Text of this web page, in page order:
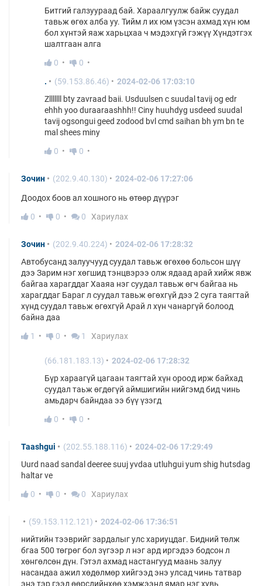
Битгий галзуураад бай. Хараалгуулж байж суудал
тавьж өгөх алба уу. Тийм л их юм үзсэн ахмад хүн юм
бол хүнтэй яаж харьцхаа ч мэдэхгүй гэжүү Хүндэтгэх
шалтгаан алга
0
0
.
(59.153.86.46)
2024-02-06 17:03:10
Zlllllll bty zavraad baii. Usduulsen c suudal tavij og edr
ehhh yoo duraaraashhh!! Ciny huuhdyg usdeed suudal
tavij ogsongui geed zodood bvl cmd saihan bh ym bn te
mal shees miny
0
0
Зочин (202.9.40.130) 2024-02-06 17:27:06
Доодох боов ал хошного нь өтөөр дүүрэг
0
0 0 Хариулах
Зочин (202.9.40.224)
2024-02-06 17:28:32
Автобусанд залуучууд суудал тавьж өгөхөө больсон шүү
дээ Зарим нэг хөгшид тэнцвэрээ олж ядаад арай хийж явж
байгаа харагддаг Хааяа нэг суудал тавьж өгч байгаа нь
харагддаг Бараг л суудал тавьж өгөхгүй дээ 2 суга таягтай
хүнд суудал тавьж өгөхгүй Арай л хүн чанаргүй болоод
байна даа
1
0 1 Хариулах
(66.181.183.13)
2024-02-06 17:28:32
Бүр хараагүй цагаан таягтай хүн ороод ирж байхад
суудал таьж өгдөгүй аймшигийн нийгэмд бид чинь
амьдарч байндаа ээ бүү үзэгд
0
0
Taashgui (202.55.188.116)
2024-02-06 17:29:49
Uurd naad sandal deeree suuj yvdaa utluhgui yum shig hutsdag
haltar ve
0
0 0 Хариулах
(59.153.112.121)
2024-02-06 17:36:51
нийтийн тээврийг зардалыг улс хариуцдаг. Бидний төлж
бгаа 500 төгрөг бол зүгээр л нэг ард иргэдээ бодсон л
хөнгөлсөн дүн. Гэтэл ахмад настангууд маань залуу
насандаа ажил хөдөлмөр хийгээд энэ улсад чинь татвар
энэ тэр гээд өөрсдийнхөө хэмжээнд ямар нэг хувь